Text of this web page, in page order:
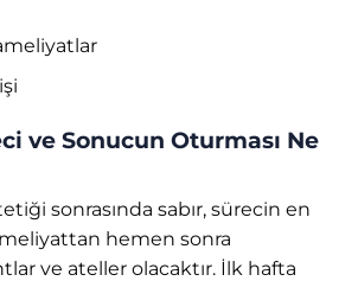
ve Sonucun Oturması Ne
sonrasında sabır, sürecin en
hemen sonra
ve ateller olacaktır. İlk hafta